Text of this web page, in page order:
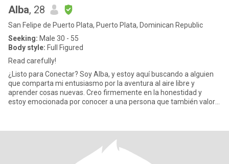
Alba, 28
San Felipe de Puerto Plata, Puerto Plata, Dominican Republic
Seeking: Male 30 - 55
Body style: Full Figured
Read carefully!
¿Listo para Conectar? Soy Alba, y estoy aquí buscando a alguien
que comparta mi entusiasmo por la aventura al aire libre y
aprender cosas nuevas. Creo firmemente en la honestidad y
estoy emocionada por conocer a una persona que también valore